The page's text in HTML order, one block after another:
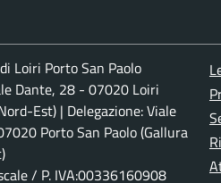
Loiri Porto San Paolo
Dante, 28 - 07020 Loiri
Est) | Delegazione: Viale
Porto San Paolo (Gallura
/ P. IVA:00336160908